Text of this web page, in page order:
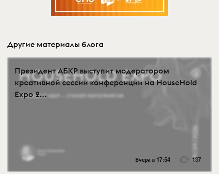
Другие материалы блога
Президент АБКР выступит модератором
креативной сессии конференции на HouseHold
Expo 2...
Вчера в 17:54 137